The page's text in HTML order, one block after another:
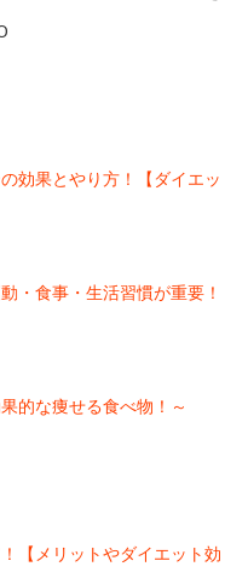
効果とやり方！【ダイエッ
・食事・生活習慣が重要！
的な痩せる食べ物！～
【メリットやダイエット効